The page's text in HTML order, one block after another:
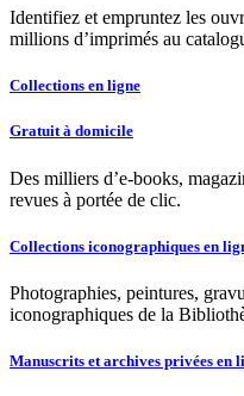
Identifiez et empruntez les
millions d’imprimés au
Collections en ligne
Gratuit à domicile
Des milliers d’e-books,
revues à portée de clic.
Collections iconographiques en
Photographies, peintures,
iconographiques de la
Manuscrits et archives privées en